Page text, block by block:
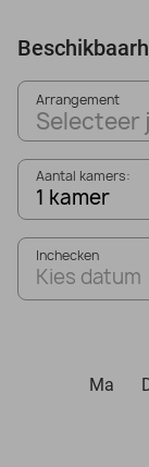
Arrangement
Selecteer
Aantal kamers:
1 kamer
Inchecken
Kies datum
Ma